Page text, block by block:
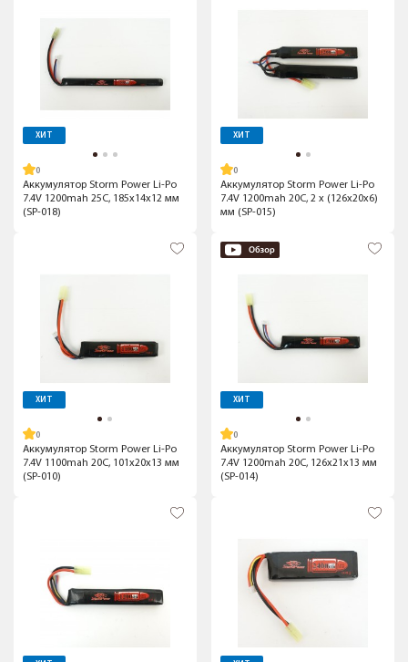
ХИТ
Аккумулятор Storm Power Li-Po
7.4V 1200mah 25C, 185x14x12 мм
(SP-018)
ХИТ
Аккумулятор Storm Power Li-Po
7.4V 1200mah 20C, 2 x (126x20x6)
мм (SP-015)
ХИТ
Аккумулятор Storm Power Li-Po
7.4V 1100mah 20C, 101x20x13 мм
(SP-010)
ХИТ
Аккумулятор Storm Power Li-Po
7.4V 1200mah 20C, 126x21x13 мм
(SP-014)